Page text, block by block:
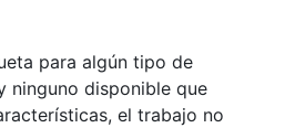
para algún tipo de
ninguno disponible que
el trabajo no